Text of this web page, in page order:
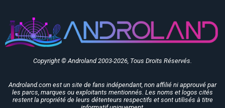
Copyright © Androland 2003-2026, Tous Droits Réservés.
Androland.com est un site de fans indépendant, non affilié ni approuvé par
les parcs, marques ou exploitants mentionnés. Les noms et logos cités
restent la propriété de leurs détenteurs respectifs et sont utilisés à titre